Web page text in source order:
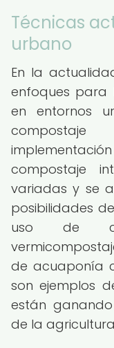
Técnicas
urbano
En la
enfoques para
en entornos
compostaje
variadas y se
posibilidades
uso de
de acuaponía
son ejemplos
están
de la